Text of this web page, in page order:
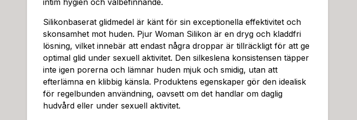
intim hygien och välbefinnande.
Silikonbaserat glidmedel är känt för sin exceptionella effektivitet och
skonsamhet mot huden. Pjur Woman Silikon är en dryg och kladdfri
lösning, vilket innebär att endast några droppar är tillräckligt för att ge
optimal glid under sexuell aktivitet. Den silkeslena konsistensen täpper
inte igen porerna och lämnar huden mjuk och smidig, utan att
efterlämna en klibbig känsla. Produktens egenskaper gör den idealisk
för regelbunden användning, oavsett om det handlar om daglig
hudvård eller under sexuell aktivitet.